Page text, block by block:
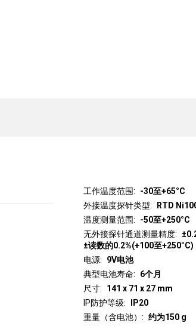
工作温度范围
-30至+65°C
外接温度探针类型
RTD
温度测量范围
-50至+250°C
无外接探针通道测量精度
±读数的0.2%(+100至+250°C)
电源
9V电池
典型电池寿命
6个月
尺寸
141 x 71 x 27 mm
IP防护等级
IP20
重量（含电池）
约为150 g